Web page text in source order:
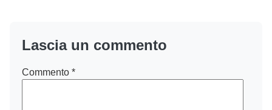
Lascia un commento
Commento *